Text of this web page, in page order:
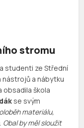
stromu
studenti ze Střední
nástrojů a nábytku
obsadila škola
se svým
materiálu,
by měl sloužit